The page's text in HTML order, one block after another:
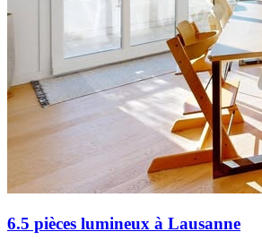
6.5 pièces lumineux à Lausanne